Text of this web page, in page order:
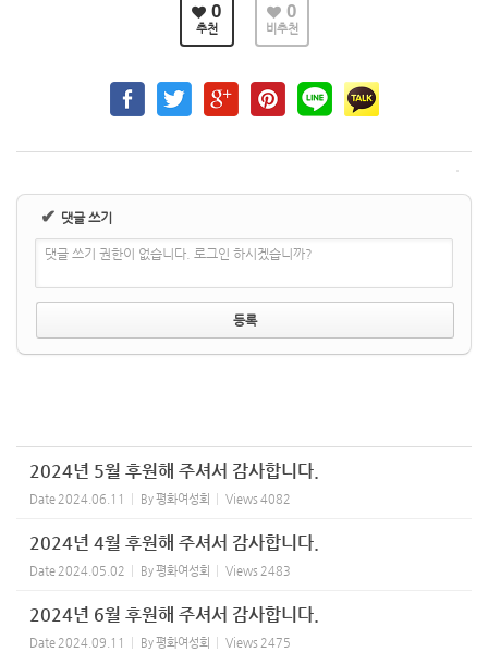
0
추천
0
비추천
✔ 댓글 쓰기
댓글 쓰기 권한이 없습니다. 로그인 하시겠습니까?
2024년 5월 후원해 주셔서 감사합니다.
Date 2024.06.11 By평화여성회 Views 4082
2024년 4월 후원해 주셔서 감사합니다.
Date 2024.05.02 By평화여성회 Views 2483
2024년 6월 후원해 주셔서 감사합니다.
Date 2024.09.11 By평화여성회 Views 2475